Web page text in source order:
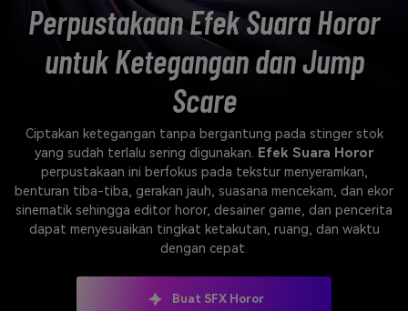
AI Gambar
AI Audio
Model AI yang Didukung
Asisten Video AI
Editor Video AI
Editor Audio AI
Find More Solutions >>
Efek AI
Efek Video
Sumber Daya
Panduan Pengguna Apa yang Baru
Veo3 TOP
Masuk
Berkreasi dengan AI
Perpustakaan Efek Suara Horor
untuk Ketegangan dan Jump
Scare
Ciptakan ketegangan tanpa bergantung pada stinger stok
yang sudah terlalu sering digunakan. Efek Suara Horor
perpustakaan ini berfokus pada tekstur menyeramkan,
benturan tiba-tiba, gerakan jauh, suasana mencekam, dan ekor
sinematik sehingga editor horor, desainer game, dan pencerita
dapat menyesuaikan tingkat ketakutan, ruang, dan waktu
dengan cepat.
Buat SFX Horor